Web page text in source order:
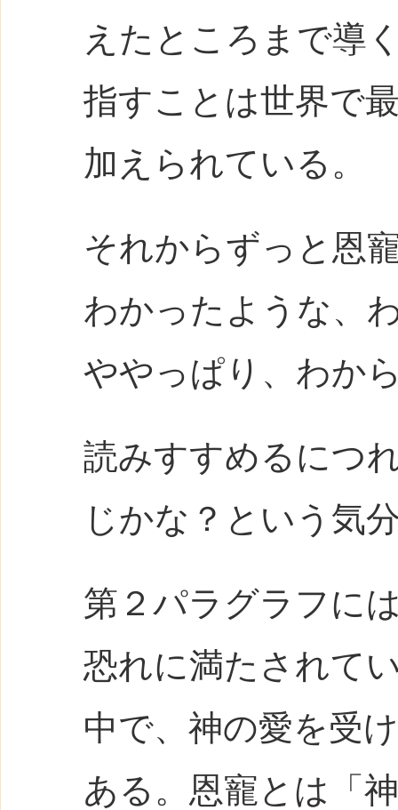
えたところまで導
指すことは世界で
加えられている。
それからずっと恩
わかったような、
ややっぱり、わか
読みすすめるにつ
じかな？という気
第２パラグラフに
恐れに満たされて
中で、神の愛を受
ある。恩寵とは「